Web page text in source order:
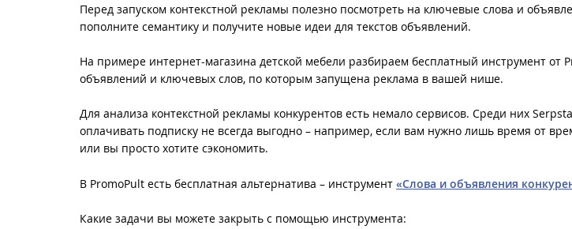
Перед запуском контекстной рекламы полезно посмотреть на ключевые слова и
пополните семантику и получите новые идеи для текстов объявлений.
На примере интернет-магазина детской мебели разбираем бесплатный инструмент от
объявлений и ключевых слов, по которым запущена реклама в вашей нише.
Для анализа контекстной рекламы конкурентов есть немало сервисов. Среди них
оплачивать подписку не всегда выгодно – например, если вам нужно лишь время от
или вы просто хотите сэкономить.
В PromoPult есть бесплатная альтернатива – инструмент «Слова и объявления
Какие задачи вы можете закрыть с помощью инструмента: